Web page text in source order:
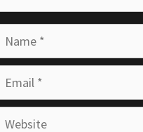
Website